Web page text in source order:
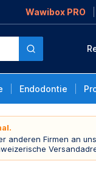
Wawibox PRO
Endodontie
anderen Firmen an